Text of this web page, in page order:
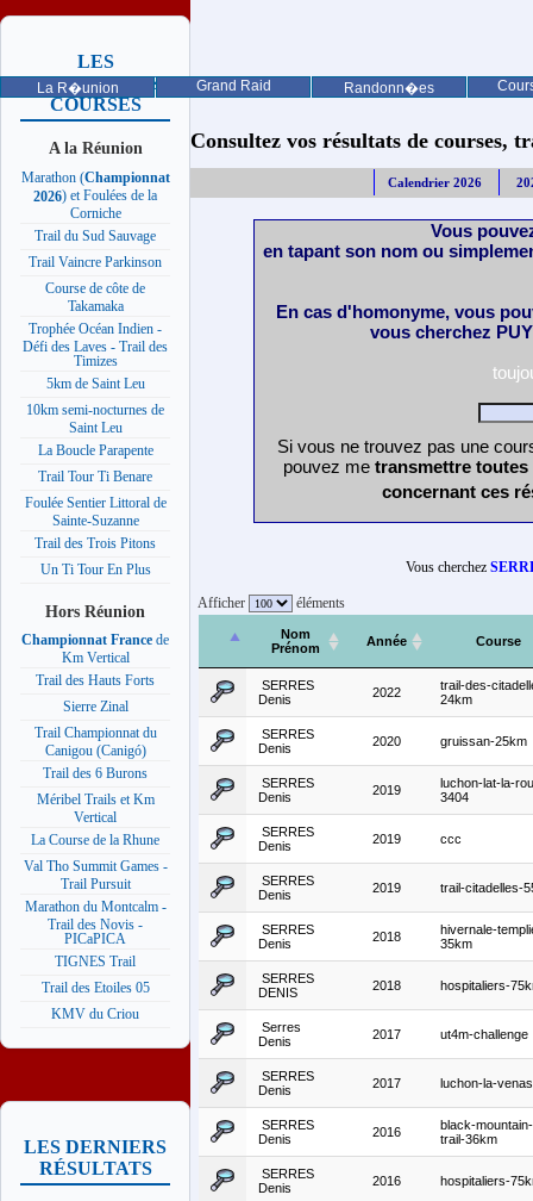
La R�union Grand Raid Randonn�es
LES
PROCHAINES
COURSES
A la Réunion
Marathon (Championnat
2026) et Foulées de la
Corniche
Trail du Sud Sauvage
Trail Vaincre Parkinson
Course de côte de
Takamaka
Trophée Océan Indien -
Défi des Laves - Trail des
Timizes
5km de Saint Leu
10km semi-nocturnes de
Saint Leu
La Boucle Parapente
Trail Tour Ti Benare
Foulée Sentier Littoral de
Sainte-Suzanne
Trail des Trois Pitons
Un Ti Tour En Plus
Hors Réunion
Championnat France de
Km Vertical
Trail des Hauts Forts
Sierre Zinal
Trail Championnat du
Canigou (Canigó)
Trail des 6 Burons
Méribel Trails et Km
Vertical
La Course de la Rhune
Val Tho Summit Games -
Trail Pursuit
Marathon du Montcalm -
Trail des Novis -
PICaPICA
TIGNES Trail
Trail des Etoiles 05
KMV du Criou
LES DERNIERS
RÉSULTATS
Consultez vos résultats de courses,
Calendrier 2026
Vous
en tapant son nom ou
En cas d'homonyme, vous
vous cherchez
Si vous ne trouvez pas une
pouvez me transmettre
concernant ces
Vous cherchez
Afficher éléments
Nom
Prénom
Année Course
SERRES
Denis
2022
trail-des-
24km
SERRES
Denis
2020 gruissan-25km
SERRES
Denis
2019
luchon-lat-la-
3404
SERRES
Denis
2019 ccc
SERRES
Denis
2019 trail-citadelles-
SERRES
Denis
2018
hivernale-
35km
SERRES
DENIS
2018 hospitaliers-
Serres
Denis
2017 ut4m-challenge
SERRES
Denis
2017 luchon-la-
SERRES
Denis
2016
black-mountain-
trail-36km
SERRES
Denis
2016 hospitaliers-